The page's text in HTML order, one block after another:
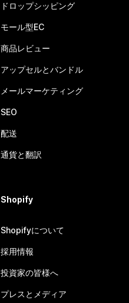
ドロップシッピング
モール型EC
商品レビュー
アップセルとバンドル
メールマーケティング
SEO
配送
通貨と翻訳
Shopify
Shopifyについて
採用情報
投資家の皆様へ
プレスとメディア